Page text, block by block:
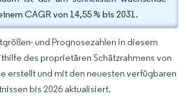
CAGR von 14,55 % bis 2031.
und Prognosezahlen in diesem
des proprietären Schätzrahmens von
erstellt und mit den neuesten verfügbaren
bis 2026 aktualisiert.